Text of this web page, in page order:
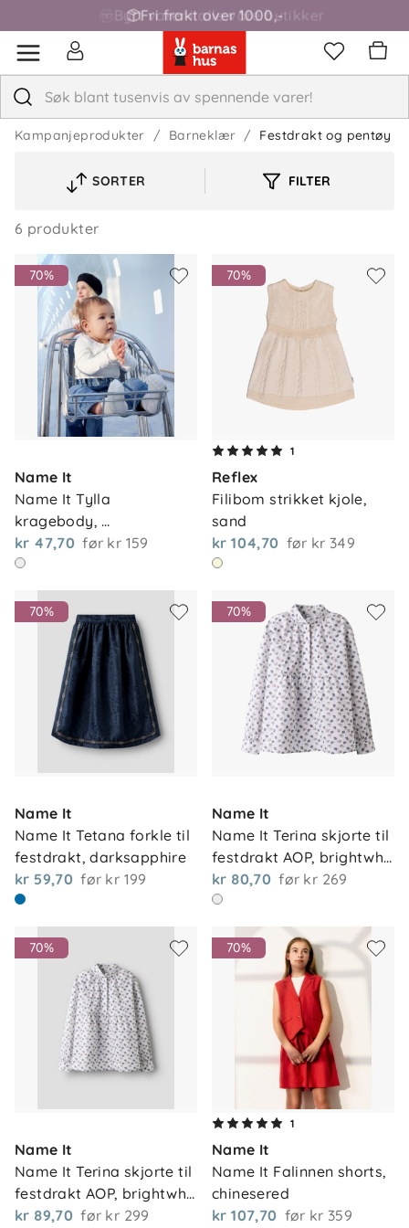
Bytt varer i alle våre butikker
Fri frakt over 1000,-
Kampanjeprodukter Barneklær Festdrakt og pentøy
SORTER FILTER
6 produkter
70%
Name It
Name It Tylla
kragebody,
whitealyssum…
kr 47,70 før kr 159
70%
1
Reflex
Filibom strikket kjole,
sand
kr 104,70 før kr 349
70%
Name It
Name It Tetana forkle til
festdrakt, darksapphire
kr 59,70 før kr 199
70%
Name It
Name It Terina skjorte til
festdrakt AOP, brightwh…
kr 80,70 før kr 269
70%
Name It
Name It Terina skjorte til
festdrakt AOP, brightwh…
kr 89,70 før kr 299
70%
1
Name It
Name It Falinnen shorts,
chinesered
kr 107,70 før kr 359
Om oss
Våre butikker
Kontakt oss
Frakt og levering